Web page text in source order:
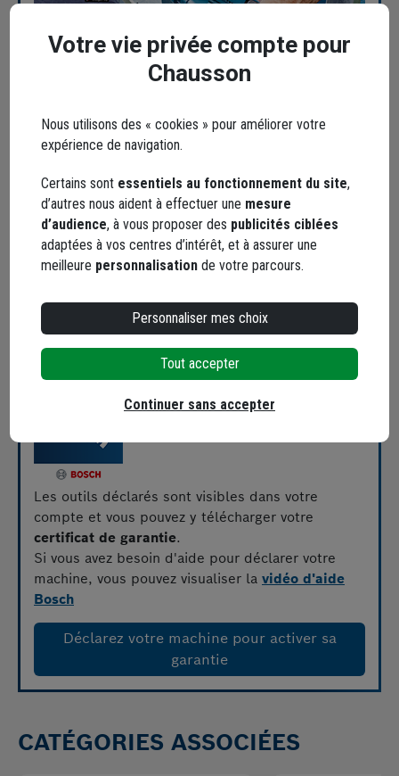
machine électroportative, voici les étapes à
rendez-vous sur le sitehttps://www.bosch-
professional.com/fr/fr/pro360/
Si vous avez besoin d'aide pour créer votre
compte, vous pouvez visualiser lavidéo d'aide
Bosch
Une fois connecté à votre compte, rendez-
Renseignez les données de vos outils en les
scannantavec l'application
Indiquez ladate d'achat
C'est tout, votre garantie est prolongée !
Les outils déclarés sont visibles dans votre
compte et vous pouvez y télécharger votre
certificat de garantie.
Si vous avez besoin d'aide pour déclarer votre
machine, vous pouvez visualiser la vidéo d'aide
Bosch
Déclarez votre machine pour activer sa
garantie
CATÉGORIES ASSOCIÉES
Votre vie privée compte pour
Chausson
Nous utilisons des « cookies » pour améliorer votre
expérience de navigation.
Certains sont essentiels au fonctionnement du site,
d’autres nous aident à effectuer une mesure
d’audience, à vous proposer des publicités ciblées
adaptées à vos centres d’intérêt, et à assurer une
meilleure personnalisation de votre parcours.
Personnaliser mes choix
Tout accepter
Continuer sans accepter